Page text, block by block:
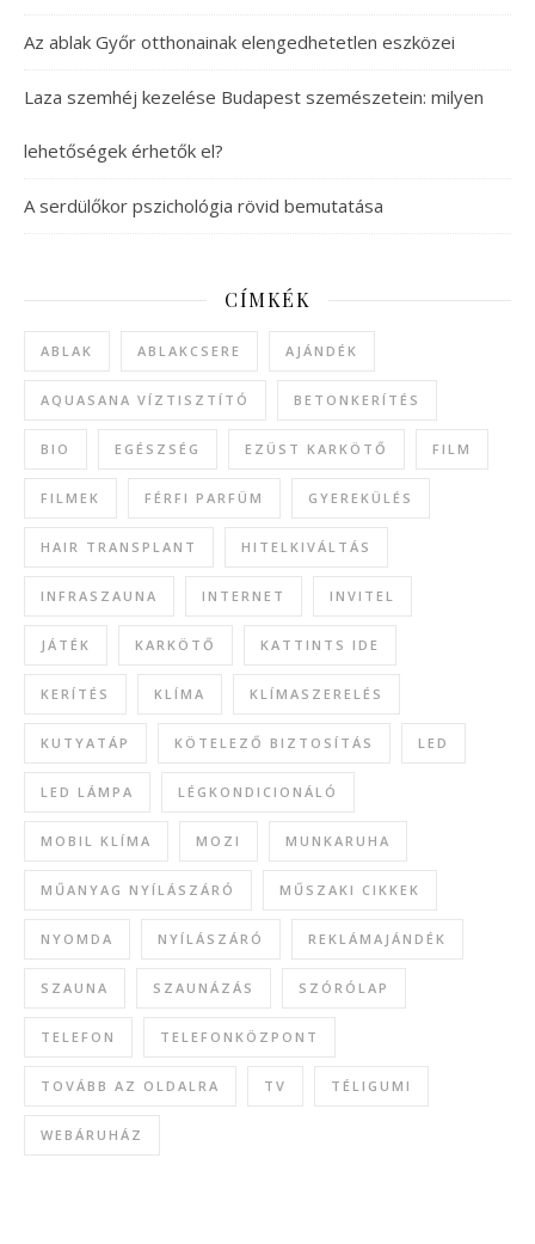
Az ablak Győr otthonainak elengedhetetlen eszközei
Laza szemhéj kezelése Budapest szemészetein: milyen
lehetőségek érhetők el?
A serdülőkor pszichológia rövid bemutatása
CÍMKÉK
ABLAK ABLAKCSERE AJÁNDÉK
AQUASANA VÍZTISZTÍTÓ BETONKERÍTÉS
BIO EGÉSZSÉG EZÜST KARKÖTŐ FILM
FILMEK FÉRFI PARFÜM GYEREKÜLÉS
HAIR TRANSPLANT HITELKIVÁLTÁS
INFRASZAUNA INTERNET INVITEL
JÁTÉK KARKÖTŐ KATTINTS IDE
KERÍTÉS KLÍMA KLÍMASZERELÉS
KUTYATÁP KÖTELEZŐ BIZTOSÍTÁS LED
LED LÁMPA LÉGKONDICIONÁLÓ
MOBIL KLÍMA MOZI MUNKARUHA
MŰANYAG NYÍLÁSZÁRÓ MŰSZAKI CIKKEK
NYOMDA NYÍLÁSZÁRÓ REKLÁMAJÁNDÉK
SZAUNA SZAUNÁZÁS SZÓRÓLAP
TELEFON TELEFONKÖZPONT
TOVÁBB AZ OLDALRA TV TÉLIGUMI
WEBÁRUHÁZ